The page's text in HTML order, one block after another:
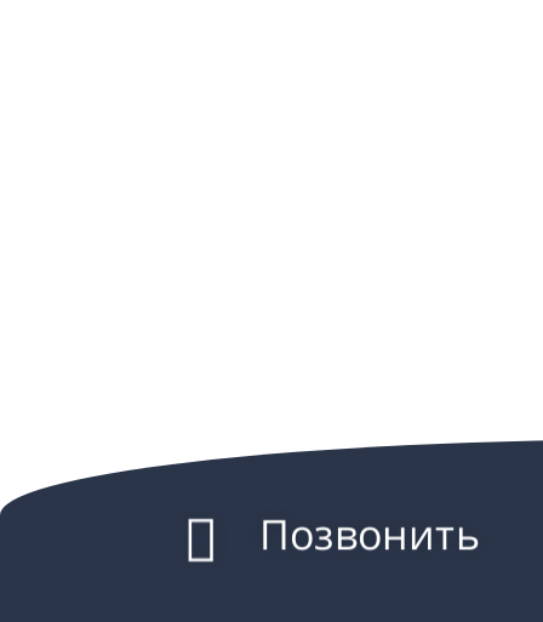
Позвонить